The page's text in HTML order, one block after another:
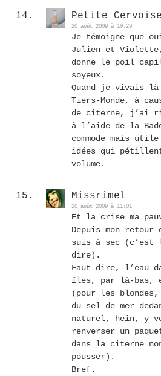
Petite Cervoise
20 août 2009 à 10:29
Je témoigne que
Julien et
donne le poil
soyeux.
Quand je vivais là
Tiers-Monde, à
de citerne, j’ai
à l’aide de la
commode mais
idées qui
volume.
Missrimel
20 août 2009 à 11:01
Et la crise ma
Depuis mon
suis à sec (c’est
dire).
Faut dire, l’eau
îles, par là-bas,
(pour les blondes,
du sel de mer
naturel, hein, y
renverser un
dans la citerne
pousser).
Bref.